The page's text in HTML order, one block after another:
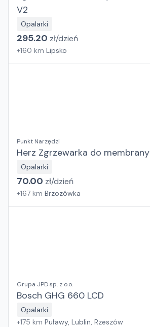
V2
Opalarki
295.20 zł/dzień
+160 km Lipsko
Punkt Narzędzi
Herz Zgrzewarka do membrany
Opalarki
70.00 zł/dzień
+167 km Brzozówka
Grupa JPD sp. z o.o.
Bosch GHG 660 LCD
Opalarki
+175 km Puławy, Lublin, Rzeszów